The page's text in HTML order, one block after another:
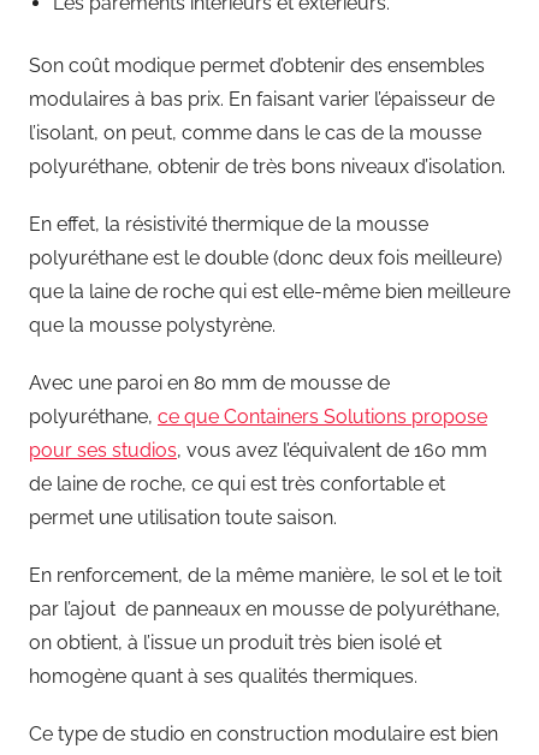
Son coût modique permet d’obtenir des ensembles
modulaires à bas prix. En faisant varier l’épaisseur de
l’isolant, on peut, comme dans le cas de la mousse
polyuréthane, obtenir de très bons niveaux d’isolation.
En effet, la résistivité thermique de la mousse
polyuréthane est le double (donc deux fois meilleure)
que la laine de roche qui est elle-même bien meilleure
que la mousse polystyrène.
Avec une paroi en 80 mm de mousse de
polyuréthane, ce que Containers Solutions propose
pour ses studios, vous avez l’équivalent de 160 mm
de laine de roche, ce qui est très confortable et
permet une utilisation toute saison.
En renforcement, de la même manière, le sol et le toit
par l’ajout de panneaux en mousse de polyuréthane,
on obtient, à l’issue un produit très bien isolé et
homogène quant à ses qualités thermiques.
Ce type de studio en construction modulaire est bien